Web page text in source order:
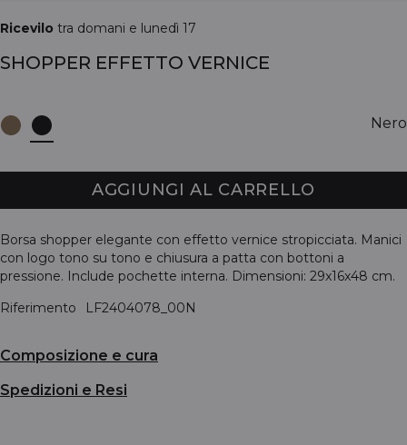
Ricevilo tra domani e lunedì 17
SHOPPER EFFETTO VERNICE
Nero
AGGIUNGI AL CARRELLO
Borsa shopper elegante con effetto vernice stropicciata. Manici
con logo tono su tono e chiusura a patta con bottoni a
pressione. Include pochette interna. Dimensioni: 29x16x48 cm.
Riferimento
LF2404078_00N
Composizione e cura
Spedizioni e Resi